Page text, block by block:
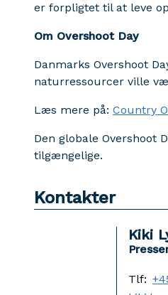
er forpligtet til at leve
Om Overshoot Day
Danmarks Overshoot
naturressourcer ville
Læs mere på: Country
Den globale Overshoot
tilgængelige.
Kontakter
Kiki
Tlf: